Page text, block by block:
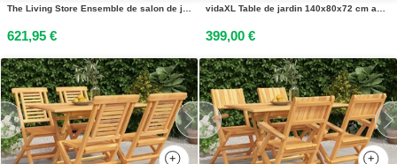
The Living Store Ensemble de salon de jardin 5 pièces avec coussins en bois massif dacacia
621,95 €
vidaXL Table de jardin 140x80x72 cm acier anthracite
399,00 €